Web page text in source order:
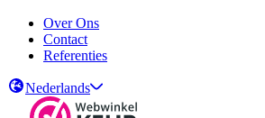
Over Ons
Contact
Referenties
Nederlands